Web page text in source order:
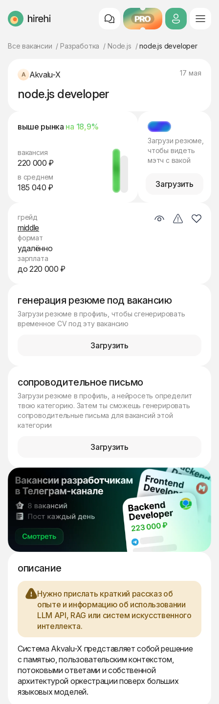
HireHi PRO
Все вакансии Разработка Node.js node.js developer
Akvalu-X 17 мая
node.js developer
выше рынка на 18,9%
вакансия
220 000 ₽
в среднем
185 040 ₽
МЭТЧ
Загрузи резюме,
чтобы видеть
мэтч с вакой
Загрузить
генерация резюме под вакансию
Загрузи резюме в профиль, чтобы сгенерировать
временное CV под эту вакансию
Загрузить
сопроводительное письмо
Загрузи резюме в профиль, а нейросеть определит
твою категорию. Затем ты сможешь генерировать
сопроводительные письма для вакансий этой
категории
Загрузить
описание
Нужно прислать краткий рассказ об
опыте и информацию об использовании
LLM API, RAG или систем искусственного
интеллекта.
Система Akvalu-X представляет собой решение
с памятью, пользовательским контекстом,
потоковыми ответами и собственной
архитектурой оркестрации поверх больших
языковых моделей.
грейд
middle
формат
удалённо
зарплата
до 220 000 ₽